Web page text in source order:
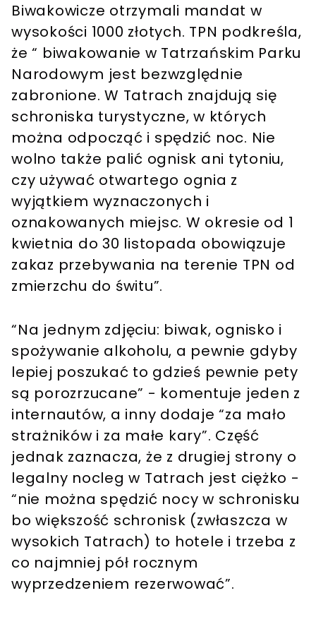
Biwakowicze otrzymali mandat w
wysokości 1000 złotych. TPN podkreśla,
że “ biwakowanie w Tatrzańskim Parku
Narodowym jest bezwzględnie
zabronione. W Tatrach znajdują się
schroniska turystyczne, w których
można odpocząć i spędzić noc. Nie
wolno także palić ognisk ani tytoniu,
czy używać otwartego ognia z
wyjątkiem wyznaczonych i
oznakowanych miejsc. W okresie od 1
kwietnia do 30 listopada obowiązuje
zakaz przebywania na terenie TPN od
zmierzchu do świtu”.
“Na jednym zdjęciu: biwak, ognisko i
spożywanie alkoholu, a pewnie gdyby
lepiej poszukać to gdzieś pewnie pety
są porozrzucane” - komentuje jeden z
internautów, a inny dodaje “za mało
strażników i za małe kary”. Część
jednak zaznacza, że z drugiej strony o
legalny nocleg w Tatrach jest ciężko -
“nie można spędzić nocy w schronisku
bo większość schronisk (zwłaszcza w
wysokich Tatrach) to hotele i trzeba z
co najmniej pół rocznym
wyprzedzeniem rezerwować”.